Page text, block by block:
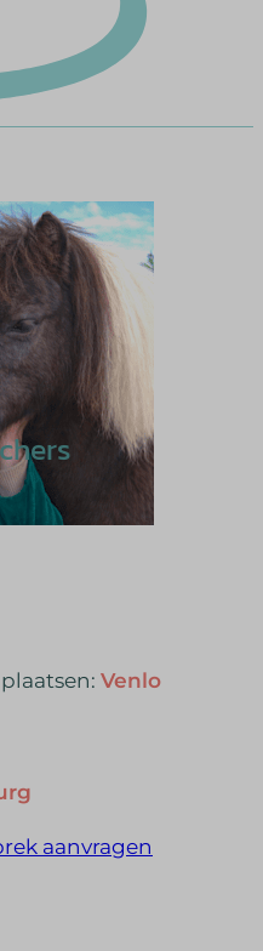
Venlo
aanvragen